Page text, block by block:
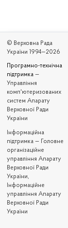
© Верховна Рада
України 1994—2026
Програмно-технічна
підтримка —
Управління
комп'ютеризованих
систем Апарату
Верховної Ради
України
Iнформаційна
підтримка — Головне
організаційне
управління Апарату
Верховної Ради
України,
Інформаційне
управління Апарату
Верховної Ради
України